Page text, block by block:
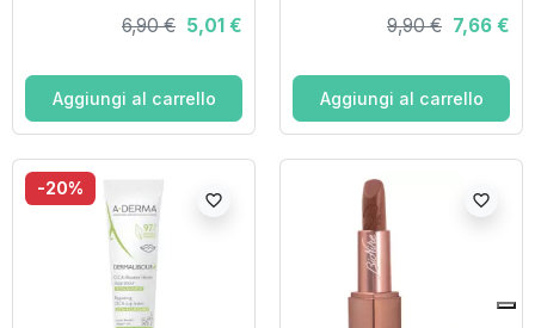
6,90 € 5,01 €
Aggiungi al carrello
9,90 € 7,66 €
Aggiungi al carrello
-20%
favorite_border favorite_border